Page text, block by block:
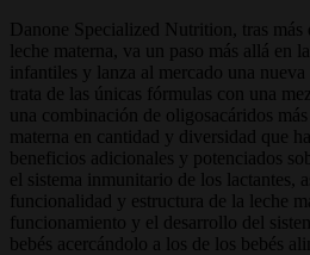
Danone Specialized Nutrition, tras más
leche materna, va un paso más allá en
infantiles y lanza al mercado una
trata de las únicas fórmulas con una
una combinación de oligosacáridos
materna en cantidad y diversidad que
beneficios adicionales y potenciados
el sistema inmunitario de los lactantes,
funcionalidad y estructura de la leche
funcionamiento y el desarrollo del
bebés acercándolo a los de los bebés